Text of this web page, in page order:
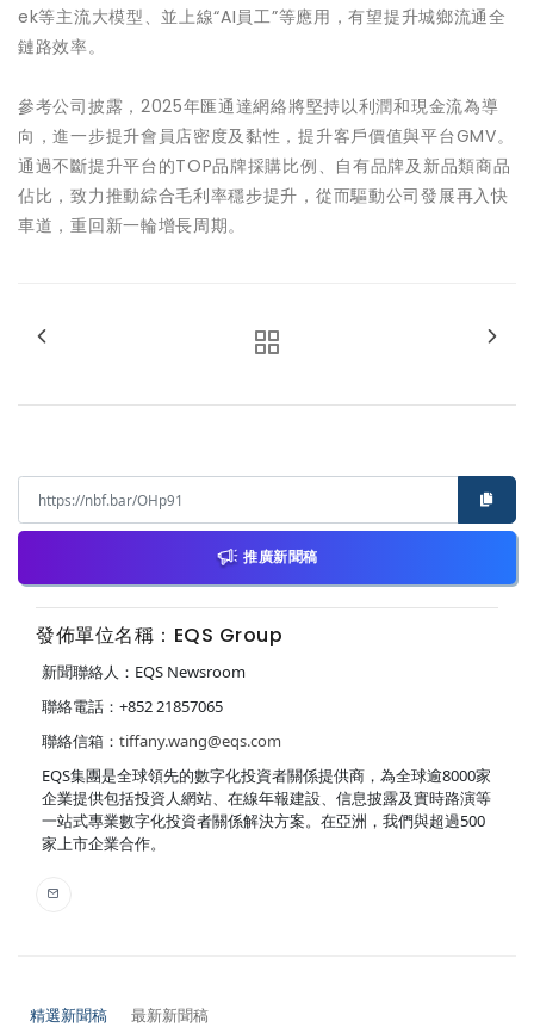
ek等主流大模型、並上線“AI員工”等應用，有望提升城鄉流通全
鏈路效率。
參考公司披露，2025年匯通達網絡將堅持以利潤和現金流為導
向，進一步提升會員店密度及黏性，提升客戶價值與平台GMV。
通過不斷提升平台的TOP品牌採購比例、自有品牌及新品類商品
佔比，致力推動綜合毛利率穩步提升，從而驅動公司發展再入快
車道，重回新一輪增長周期。
推廣新聞稿
發佈單位名稱：EQS Group
新聞聯絡人：EQS Newsroom
聯絡電話：+852 21857065
聯絡信箱： tiffany.wang@eqs.com
EQS集團是全球領先的數字化投資者關係提供商，為全球逾8000家
企業提供包括投資人網站、在線年報建設、信息披露及實時路演等
一站式專業數字化投資者關係解決方案。在亞洲，我們與超過500
家上市企業合作。
精選新聞稿 最新新聞稿